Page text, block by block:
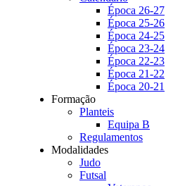
Época 26-27
Época 25-26
Época 24-25
Época 23-24
Época 22-23
Época 21-22
Época 20-21
Formação
Planteis
Equipa B
Regulamentos
Modalidades
Judo
Futsal